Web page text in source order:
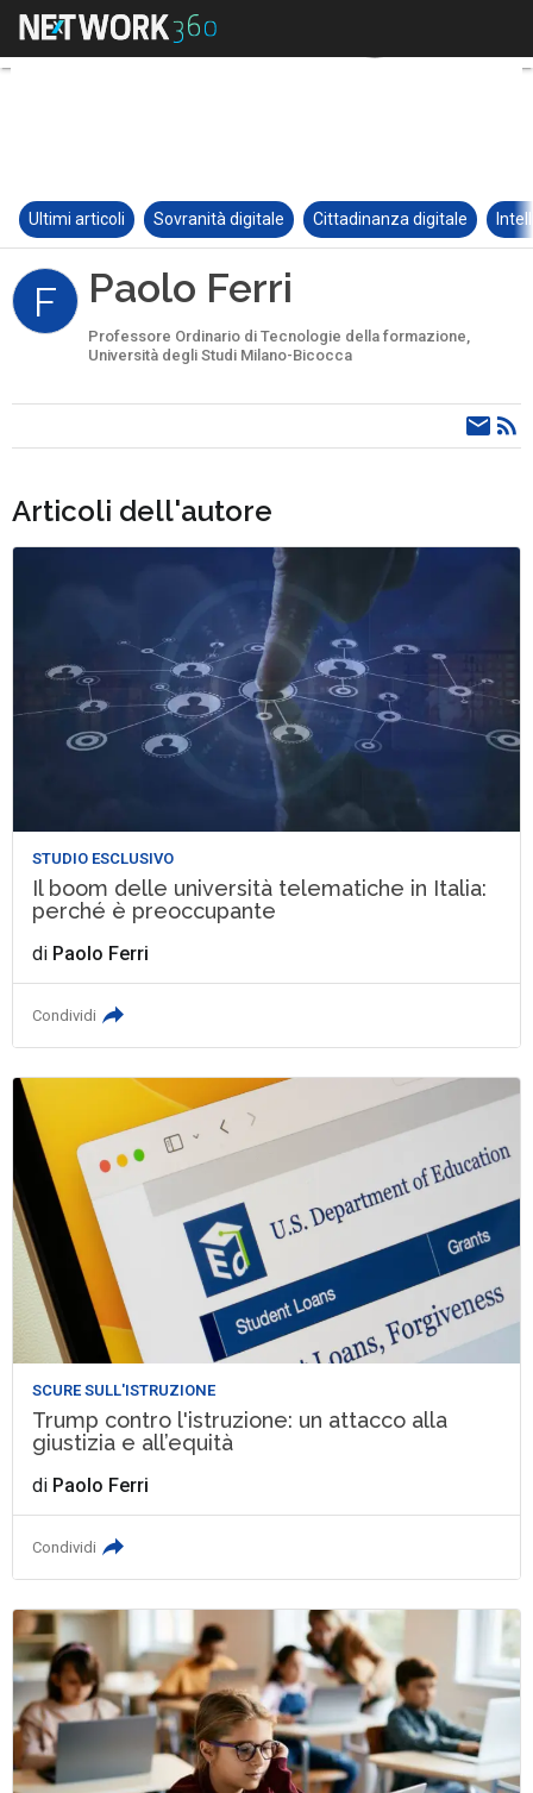
Ultimi articoli Sovranità digitale Cittadinanza digitale
F Paolo Ferri
Professore Ordinario di Tecnologie della formazione,
Università degli Studi Milano-Bicocca
Articoli dell'autore
STUDIO ESCLUSIVO
Il boom delle università telematiche in Italia:
perché è preoccupante
di Paolo Ferri
Condividi
SCURE SULL'ISTRUZIONE
Trump contro l'istruzione: un attacco alla
giustizia e all’equità
di Paolo Ferri
Condividi